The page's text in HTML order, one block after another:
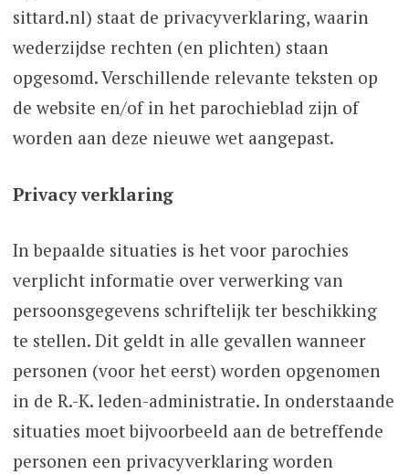
sittard.nl) staat de privacyverklaring, waarin
wederzijdse rechten (en plichten) staan
opgesomd. Verschillende relevante teksten op
de website en/of in het parochieblad zijn of
worden aan deze nieuwe wet aangepast.
Privacy verklaring
In bepaalde situaties is het voor parochies
verplicht informatie over verwerking van
persoonsgegevens schriftelijk ter beschikking
te stellen. Dit geldt in alle gevallen wanneer
personen (voor het eerst) worden opgenomen
in de R.-K. leden-administratie. In onderstaande
situaties moet bijvoorbeeld aan de betreffende
personen een privacyverklaring worden